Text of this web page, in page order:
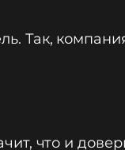
Так,
что и